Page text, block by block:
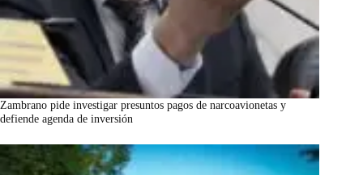
Zambrano pide investigar presuntos pagos de narcoavionetas y
defiende agenda de inversión